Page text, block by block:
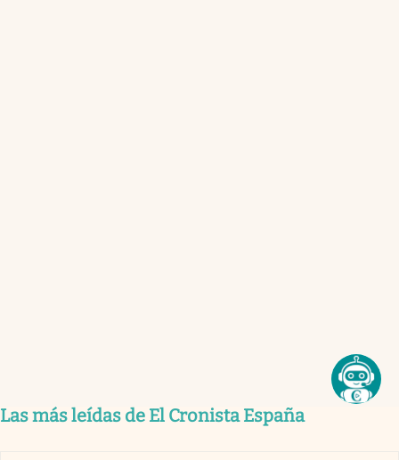
Las más leídas de El Cronista España